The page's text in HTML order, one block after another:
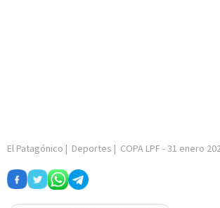
El Patagónico | Deportes | COPA LPF -31 enero